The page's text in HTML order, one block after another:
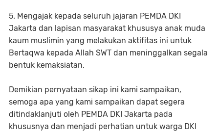
5. Mengajak kepada seluruh jajaran PEMDA DKI
Jakarta dan lapisan masyarakat khususya anak muda
kaum muslimin yang melakukan aktifitas ini untuk
Bertaqwa kepada Allah SWT dan meninggalkan segala
bentuk kemaksiatan.
Demikian pernyataan sikap ini kami sampaikan,
semoga apa yang kami sampaikan dapat segera
ditindaklanjuti oleh PEMDA DKI Jakarta pada
khususnya dan menjadi perhatian untuk warga DKI